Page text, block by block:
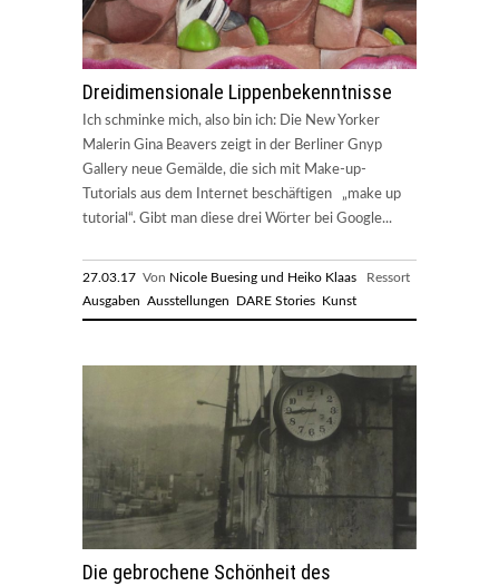
Dreidimensionale Lippenbekenntnisse
Ich schminke mich, also bin ich: Die New Yorker
Malerin Gina Beavers zeigt in der Berliner Gnyp
Gallery neue Gemälde, die sich mit Make-up-
Tutorials aus dem Internet beschäftigen „make up
tutorial“. Gibt man diese drei Wörter bei Google...
27.03.17 Von Nicole Buesing und Heiko Klaas Ressort
Ausgaben Ausstellungen DARE Stories Kunst
Die gebrochene Schönheit des